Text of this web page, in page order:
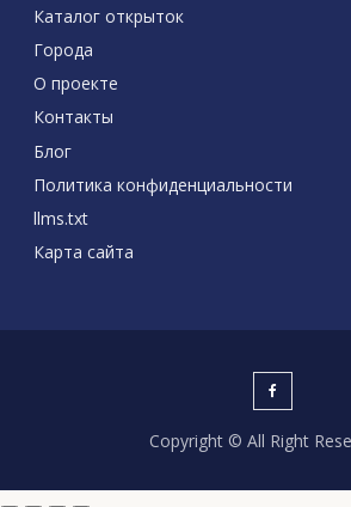
Каталог открыток
Города
О проекте
Контакты
Блог
Политика конфиденциальности
llms.txt
Карта сайта
Copyright © All Right